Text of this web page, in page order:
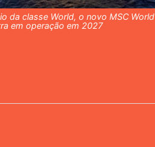
da classe World, o novo MSC World
em operação em 2027